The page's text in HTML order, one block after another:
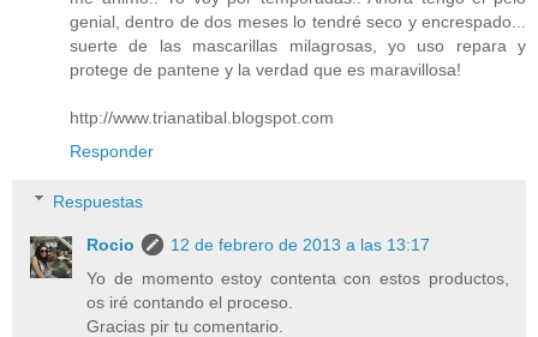
genial, dentro de dos meses lo tendré seco y encrespado...
suerte de las mascarillas milagrosas, yo uso repara y
protege de pantene y la verdad que es maravillosa!
http://www.trianatibal.blogspot.com
Responder
Respuestas
Rocio
12 de febrero de 2013 a las 13:17
Yo de momento estoy contenta con estos productos,
os iré contando el proceso.
Gracias pir tu comentario.